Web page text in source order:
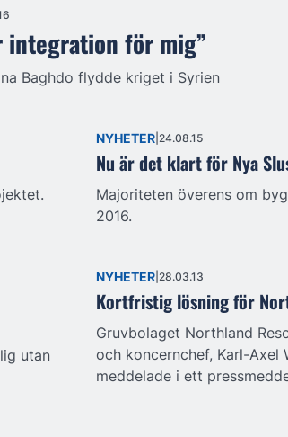
integration för mig”
Baghdo flydde kriget i Syrien
NYHETER 24.08.15
Nu är det klart för Nya
Majoriteten överens om
2016.
utan
NYHETER 28.03.13
Kortfristig lösning för
Gruvbolaget Northland
och koncernchef, Karl-Axel
meddelade i ett